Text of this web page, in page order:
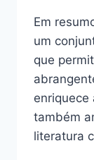
Em
um
que
enriquece
também
literatura